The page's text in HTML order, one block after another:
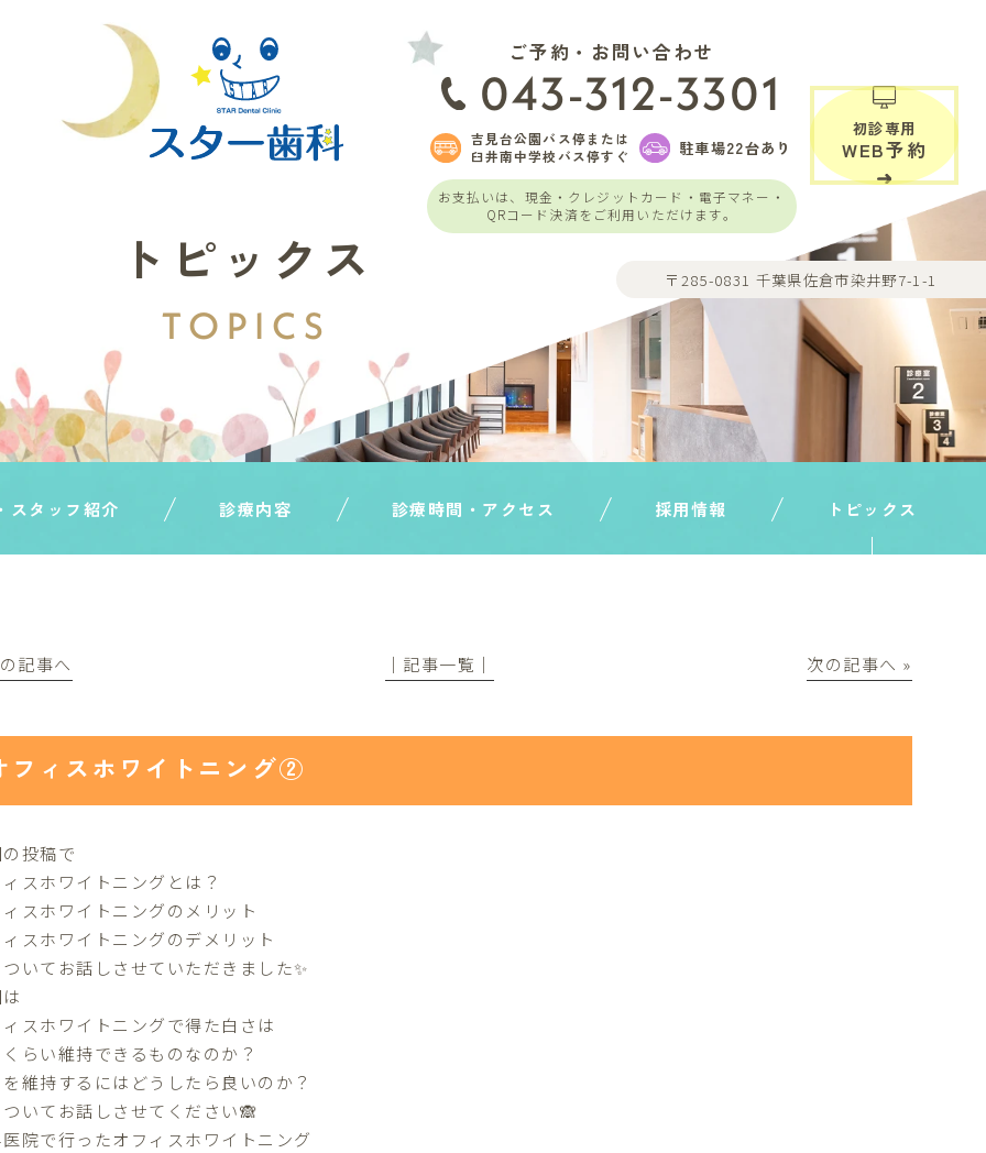
ご予約・お問い合わせ
043-312-3301
吉見台公園バス停または
臼井南中学校バス停すぐ
駐車場22台あり
お支払いは、現金・クレジットカード・電子マネー・
QRコード決済をご利用いただけます。
初診専用
WEB予約
〒285-0831 千葉県佐倉市染井野7-1-1
トピックス
TOPICS
スタッフ紹介 診療内容 診療時間・アクセス 採用情報 トピックス
記事へ │記事一覧│ 次の記事へ »
フィスホワイトニング②
投稿で
スホワイトニングとは？
スホワイトニングのメリット
スホワイトニングのデメリット
いてお話しさせていただきました✨
スホワイトニングで得た白さは
らい維持できるものなのか？
維持するにはどうしたら良いのか？
いてお話しさせてください🙈
院で行ったオフィスホワイトニング